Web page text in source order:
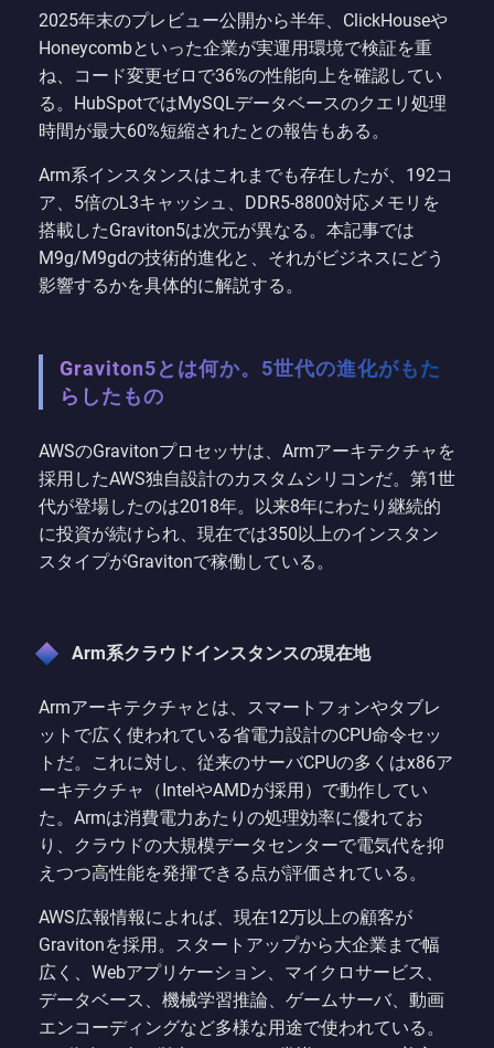
2025年末のプレビュー公開から半年、ClickHouseや
Honeycombといった企業が実運用環境で検証を重
ね、コード変更ゼロで36%の性能向上を確認してい
る。HubSpotではMySQLデータベースのクエリ処理
時間が最大60%短縮されたとの報告もある。
Arm系インスタンスはこれまでも存在したが、192コ
ア、5倍のL3キャッシュ、DDR5-8800対応メモリを
搭載したGraviton5は次元が異なる。本記事では
M9g/M9gdの技術的進化と、それがビジネスにどう
影響するかを具体的に解説する。
Graviton5とは何か。5世代の進化がもた
らしたもの
AWSのGravitonプロセッサは、Armアーキテクチャを
採用したAWS独自設計のカスタムシリコンだ。第1世
代が登場したのは2018年。以来8年にわたり継続的
に投資が続けられ、現在では350以上のインスタン
スタイプがGravitonで稼働している。
Arm系クラウドインスタンスの現在地
Armアーキテクチャとは、スマートフォンやタブレ
ットで広く使われている省電力設計のCPU命令セッ
トだ。これに対し、従来のサーバCPUの多くはx86ア
ーキテクチャ（IntelやAMDが採用）で動作してい
た。Armは消費電力あたりの処理効率に優れてお
り、クラウドの大規模データセンターで電気代を抑
えつつ高性能を発揮できる点が評価されている。
AWS広報情報によれば、現在12万以上の顧客が
Gravitonを採用。スタートアップから大企業まで幅
広く、Webアプリケーション、マイクロサービス、
データベース、機械学習推論、ゲームサーバ、動画
エンコーディングなど多様な用途で使われている。